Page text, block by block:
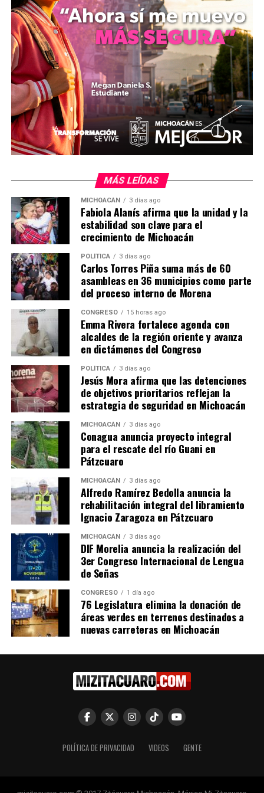
también asistieron representantes de diversas
disciplinas como María José Osnaya Villicaña (CrossFit),
Rosa Emma Reyna Peñaloza (Taekwondo), Luis Ángel
Ferreyra (Fútbol freestyle) y Luis Francisco Alcáraz
García (Fútbol), ante quienes se planteó el compromiso
de estructurar apoyos directos fundamentados en casos
de éxito regional, tales como el equipo de canotaje de la
Isla de Urandén en Pátzcuaro.
MiZitácuaro.
Comparte con:
Me gusta esto:
Relacionado
Carlos Torres Piña propone
integrar educación y cultura
en estrategia de seguridad
para Michoacán
13 julio, 2026
consolidándose como
aspirante a la gubernatura
de Michoacán
19 noviembre, 2020
Deporte para la
transformación: Torres Piña
8 octubre, 2020
¡Milagro en Atlanta! Argentina revive en 10 minutos y
sella un 3-2 histórico ante Egipto
MÁS LEÍDAS
MICHOACÁN 3 días ago
Fabiola Alanís afirma que la unidad y la
estabilidad son clave para el
crecimiento de Michoacán
POLÍTICA 3 días ago
Carlos Torres Piña suma más de 60
asambleas en 36 municipios como parte
del proceso interno de Morena
CONGRESO 15 horas ago
Emma Rivera fortalece agenda con
alcaldes de la región oriente y avanza
en dictámenes del Congreso
POLÍTICA 3 días ago
Jesús Mora afirma que las detenciones
de objetivos prioritarios reflejan la
estrategia de seguridad en Michoacán
MICHOACÁN 3 días ago
Conagua anuncia proyecto integral
para el rescate del río Guani en
Pátzcuaro
MICHOACÁN 3 días ago
Alfredo Ramírez Bedolla anuncia la
rehabilitación integral del libramiento
Ignacio Zaragoza en Pátzcuaro
MICHOACÁN 3 días ago
DIF Morelia anuncia la realización del
3er Congreso Internacional de Lengua
de Señas
CONGRESO 1 día ago
76 Legislatura elimina la donación de
áreas verdes en terrenos destinados a
nuevas carreteras en Michoacán
POLÍTICA DE PRIVACIDAD VIDEOS GENTE